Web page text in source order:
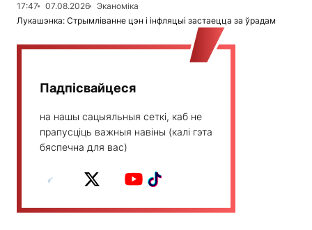
17:47
07.08.2026
Эканоміка
Лукашэнка: Стрымліванне цэн і інфляцыі застаецца за ўрадам
Падпісвайцеся
на нашы сацыяльныя сеткі, каб не
прапусціць важныя навіны (калі гэта
бяспечна для вас)